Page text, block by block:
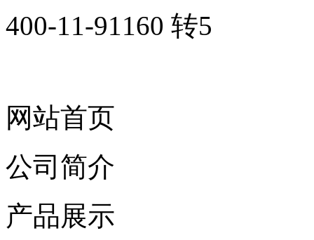
400-11-91160 转5
网站首页
公司简介
产品展示